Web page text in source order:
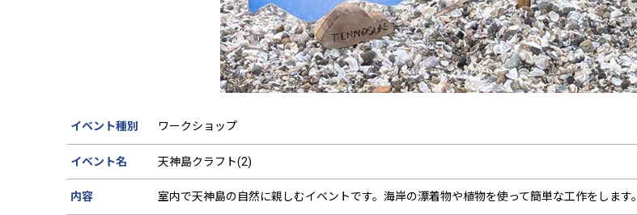
イベント種別 ワークショップ
イベント名 天神島クラフト(2)
内容 室内で天神島の自然に親しむイベントです。海岸の漂着物や植物を使って簡単な工作をします。